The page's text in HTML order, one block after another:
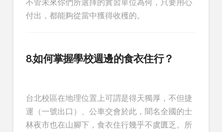
付出，都能夠從當中獲得收穫的。
8.如何掌握學校週邊的食衣住行？
台北校區在地理位置上可謂是得天獨厚，不但捷
運（一號出口）、公車交會於此，聞名全國的士
林夜市也在山腳下，食衣住行幾乎不虞匱乏。所